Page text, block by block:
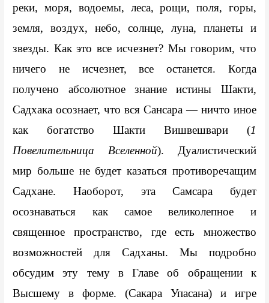
реки, моря, водоемы, леса, рощи, поля, горы,
земля, воздух, небо, солнце, луна, планеты и
звезды. Как это все исчезнет? Мы говорим, что
ничего не исчезнет, все останется. Когда
получено абсолютное знание истины Шакти,
Садхака осознает, что вся Сансара — ничто иное
как богатство Шакти Вишвешвари (1
Повелительница Вселенной). Дуалистический
мир больше не будет казаться противоречащим
Садхане. Наоборот, эта Самсара будет
осознаваться как самое великолепное и
священное пространство, где есть множество
возможностей для Садханы. Мы подробно
обсудим эту тему в Главе об обращении к
Высшему в форме. (Сакара Упасана) и игре